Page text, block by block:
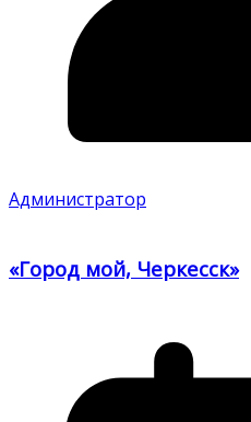
Администратор
«Город мой, Черкесск»